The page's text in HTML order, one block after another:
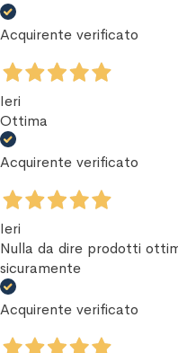
Acquirente verificato
Ieri
Ottima
Acquirente verificato
Ieri
Nulla da dire prodotti
sicuramente
Acquirente verificato